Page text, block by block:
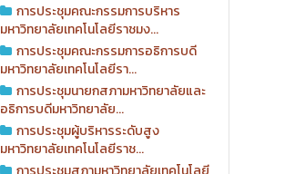
การประชุมคณะกรรมการบริหาร
มหาวิทยาลัยเทคโนโลยีราชมง...
การประชุมคณะกรรมการอธิการบดี
มหาวิทยาลัยเทคโนโลยีรา...
การประชุมนายกสภามหาวิทยาลัยและ
อธิการบดีมหาวิทยาลัย...
การประชุมผู้บริหารระดับสูง
มหาวิทยาลัยเทคโนโลยีราช...